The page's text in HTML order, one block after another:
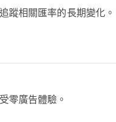
蹤相關匯率的長期變化。
零廣告體驗。